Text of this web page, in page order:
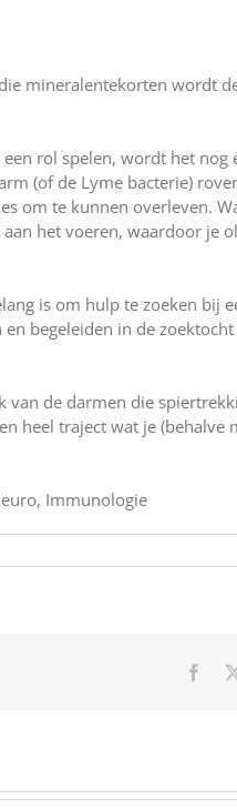
mineralentekorten wordt
rol spelen, wordt het nog
(of de Lyme bacterie)
om te kunnen overleven.
het voeren, waardoor je
is om hulp te zoeken bij
begeleiden in de
van de darmen die
heel traject wat je (behalve
Immunologie